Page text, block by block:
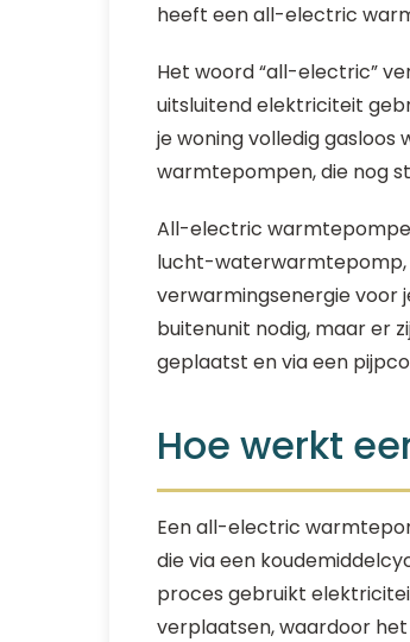
heeft een all-electric
Het woord “all-electric”
uitsluitend elektriciteit
je woning volledig
warmtepompen, die nog
All-electric
lucht-waterwarmtepomp,
verwarmingsenergie voor
buitenunit nodig, maar er
geplaatst en via een
Hoe werkt
Een all-electric
die via een
proces gebruikt
verplaatsen, waardoor